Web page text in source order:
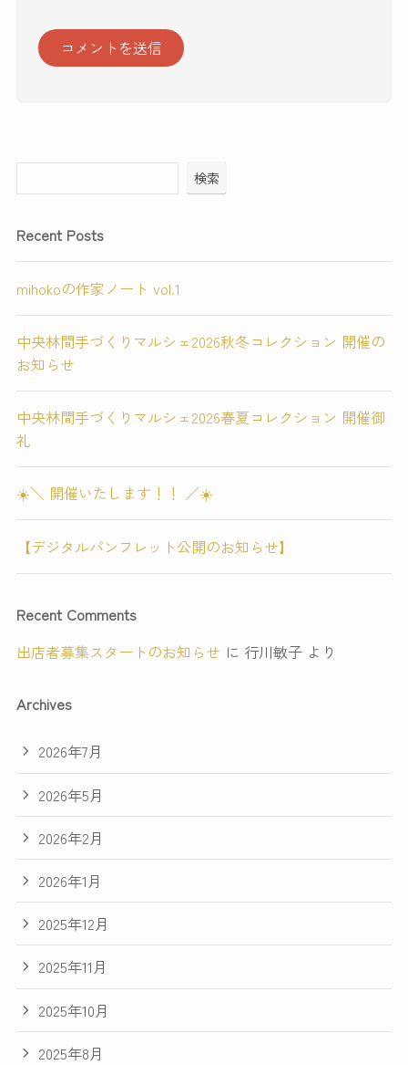
検索
Recent Posts
mihokoの作家ノート vol.1
中央林間手づくりマルシェ2026秋冬コレクション 開催の
お知らせ
中央林間手づくりマルシェ2026春夏コレクション 開催御
礼
☀️＼ 開催いたします！！ ／☀️
【デジタルパンフレット公開のお知らせ】
Recent Comments
出店者募集スタートのお知らせ に 行川敏子より
Archives
2026年7月
2026年5月
2026年2月
2026年1月
2025年12月
2025年11月
2025年10月
2025年8月